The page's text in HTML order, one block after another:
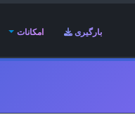
بارگیری امکانات